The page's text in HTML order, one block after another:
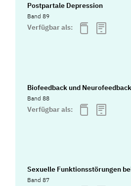
Postpartale Depression
Band 89
Verfügbar als:
Biofeedback und Neurofeedback
Band 88
Verfügbar als:
Sexuelle Funktionsstörungen
Band 87